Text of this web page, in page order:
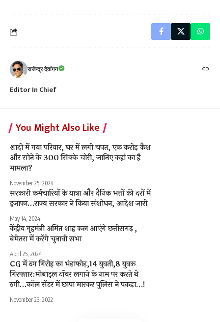
राजेन्द्र देवांगन
Editor In Chief
You Might Also Like
शादी में गया परिवार, घर में लगी चपत, एक करोड़ कैश
और सोने के 300 सिक्के चोरी, जानिए कहां का है
मामला?
November 25, 2024
सरकारी कर्मचारियों के यात्रा और दैनिक भत्तों की दरों में
इजाफा…राज्य सरकार ने किया संशोधन, आदेश जारी
May 14, 2024
केंद्रीय गृहमंत्री अमित शाह कल आएंगे छत्तीसगढ़ ,
बेमेतरा में करेंगे चुनावी सभा
April 25, 2024
CG में ठग गिरोह का भंडाफोड़,14 युवती,8 युवक
गिरफ्तार:मोबाइल टॉवर लगाने के नाम पर करते थे
ठगी…कॉल सेंटर में छापा मारकर पुलिस ने पकड़ा…!
November 23, 2022